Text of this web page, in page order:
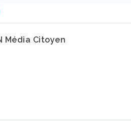
Média Citoyen